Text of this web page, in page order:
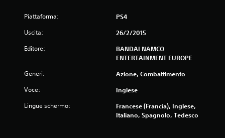
Piattaforma: PS4
Uscita: 26/2/2015
Editore:
BANDAI NAMCO
ENTERTAINMENT EUROPE
Generi: Azione, Combattimento
Voce: Inglese
Lingue schermo:
Francese (Francia), Inglese,
Italiano, Spagnolo, Tedesco